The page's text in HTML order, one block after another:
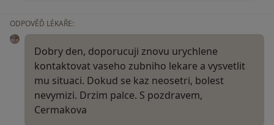
ODPOVĚĎ LÉKAŘE:
Dobry den, doporucuji znovu urychlene
kontaktovat vaseho zubniho lekare a vysvetlit
mu situaci. Dokud se kaz neosetri, bolest
nevymizi. Drzim palce. S pozdravem,
Cermakova